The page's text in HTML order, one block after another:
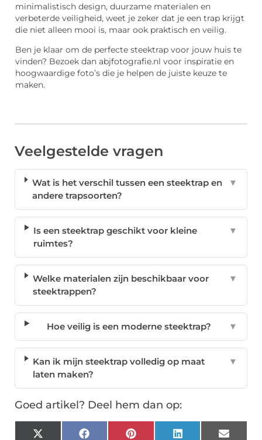
minimalistisch design, duurzame materialen en
verbeterde veiligheid, weet je zeker dat je een trap krijgt
die niet alleen mooi is, maar ook praktisch en veilig.
Ben je klaar om de perfecte steektrap voor jouw huis te
vinden? Bezoek dan abjfotografie.nl voor inspiratie en
hoogwaardige foto’s die je helpen de juiste keuze te
maken.
Veelgestelde vragen
Wat is het verschil tussen een steektrap en
andere trapsoorten?
▼
Is een steektrap geschikt voor kleine
ruimtes?
▼
Welke materialen zijn beschikbaar voor
steektrappen?
▼
Hoe veilig is een moderne steektrap? ▼
Kan ik mijn steektrap volledig op maat
laten maken?
▼
Goed artikel? Deel hem dan op: